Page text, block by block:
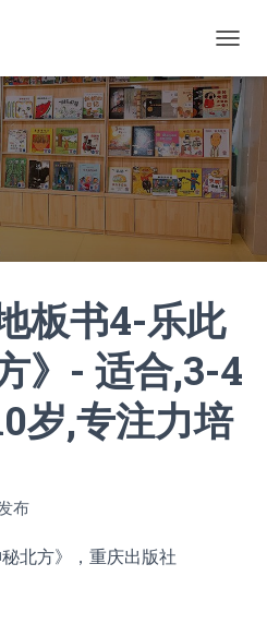
换
导
航
板书4-乐此
》- 适合,3-4
岁,专注力培
布
北方》，重庆出版社